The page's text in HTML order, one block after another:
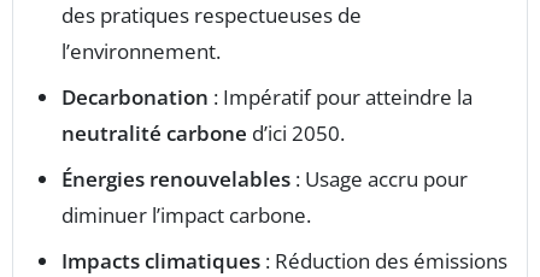
des pratiques respectueuses de
l’environnement.
Decarbonation : Impératif pour atteindre la
neutralité carbone d’ici 2050.
Énergies renouvelables : Usage accru pour
diminuer l’impact carbone.
Impacts climatiques : Réduction des émissions